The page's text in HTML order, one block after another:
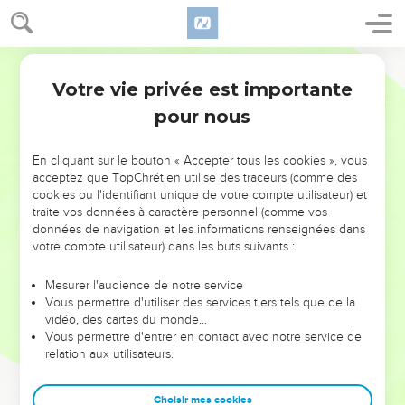
NE MANQUEZ PAS L’ÉVÉNEMENT
DE L’ANNÉE !
ET SI LEURS ERREURS POUVAIENT VOUS ÉVITER LES
VOTRES ?
leur foi ou leur vision. Mais on voit moins les doutes, les erreurs
et les saisons difficiles qu'ils ont traversés, alors même que ce
sont elles qui les ont façonnés.
Dans cette conférence, leaders, entrepreneurs, et responsables
clés pour avancer avec plus de sagesse afin que leurs erreurs
Votre vie privée est importante
pour nous
En cliquant sur le bouton « Accepter tous les cookies », vous
acceptez que TopChrétien utilise des traceurs (comme des
cookies ou l'identifiant unique de votre compte utilisateur) et
traite vos données à caractère personnel (comme vos
données de navigation et les informations renseignées dans
votre compte utilisateur) dans les buts suivants :
Mesurer l'audience de notre service
Vous permettre d'utiliser des services tiers tels que de la
vidéo, des cartes du monde…
Vous permettre d'entrer en contact avec notre service de
relation aux utilisateurs.
Choisir mes cookies